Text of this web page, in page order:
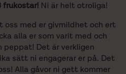
frukostar! Ni är helt otroliga! ​
oss med er givmildhet och ert
alla er som varit med och
peppat! Det är verkligen
sätt ni engagerar er på. Det
Alla gåvor ni gett kommer